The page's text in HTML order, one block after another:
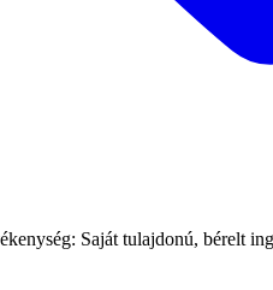
Saját tulajdonú, bérelt